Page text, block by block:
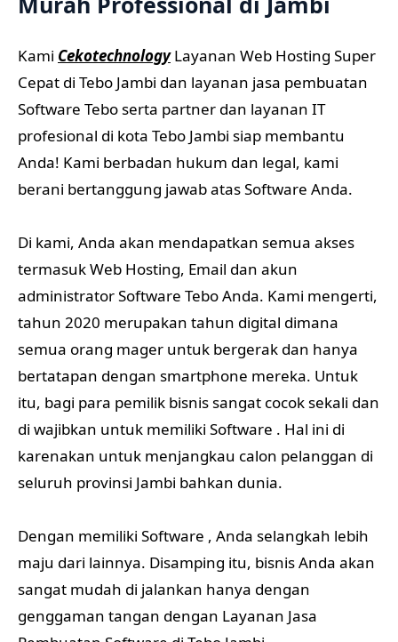
Kami CekotechnologyLayanan Web Hosting Super
Cepat di Tebo Jambi dan layanan jasa pembuatan
Software Tebo serta partner dan layanan IT
profesional di kota Tebo Jambi siap membantu
Anda! Kami berbadan hukum dan legal, kami
berani bertanggung jawab atas Software Anda.
Di kami, Anda akan mendapatkan semua akses
termasuk Web Hosting, Email dan akun
administrator Software Tebo Anda. Kami mengerti,
tahun 2020 merupakan tahun digital dimana
semua orang mager untuk bergerak dan hanya
bertatapan dengan smartphone mereka. Untuk
itu, bagi para pemilik bisnis sangat cocok sekali dan
di wajibkan untuk memiliki Software . Hal ini di
karenakan untuk menjangkau calon pelanggan di
seluruh provinsi Jambi bahkan dunia.
Dengan memiliki Software , Anda selangkah lebih
maju dari lainnya. Disamping itu, bisnis Anda akan
sangat mudah di jalankan hanya dengan
genggaman tangan dengan Layanan Jasa